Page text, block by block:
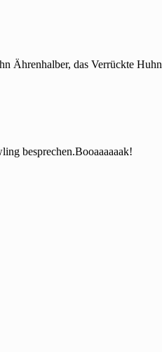
Ährenhalber, das Verrückte Huhn
besprechen.Booaaaaaak!